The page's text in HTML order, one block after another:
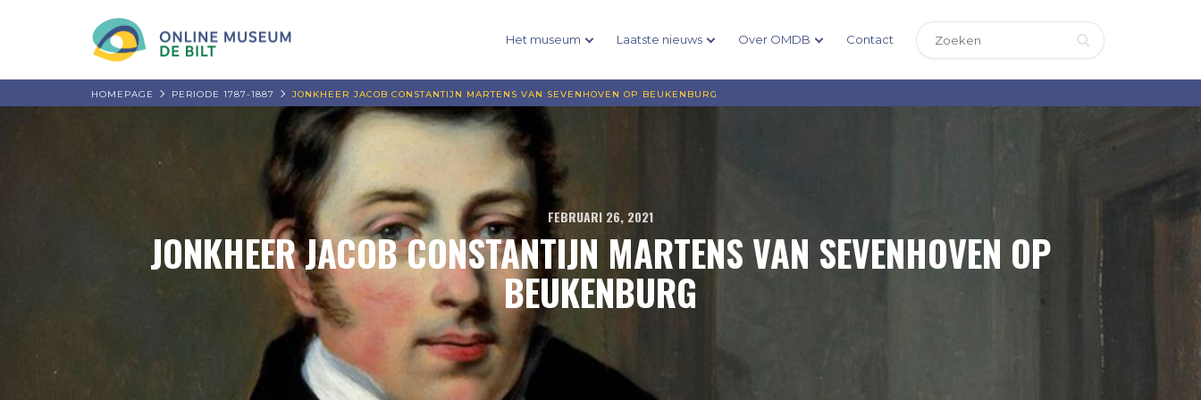
Het museum Laatste nieuws Over OMDB Contact
HOMEPAGE PERIODE 1787-1887 JONKHEER JACOB CONSTANTIJN MARTENS VAN SEVENHOVEN OP BEUKENBURG
FEBRUARI 26, 2021
JONKHEER JACOB CONSTANTIJN MARTENS VAN SEVENHOVEN OP
BEUKENBURG